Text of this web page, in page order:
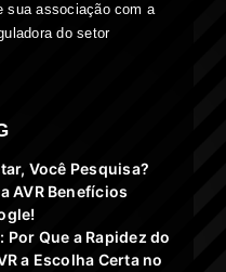
sua associação com a
do setor
Você Pesquisa?
AVR Benefícios
Por Que a Rapidez do
a Escolha Certa no